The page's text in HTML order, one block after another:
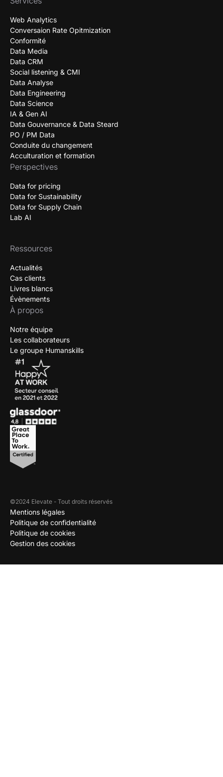
Web Analytics
Conversaion Rate Opitmization
Conformité
Data Media
Data CRM
Social listening & CMI
Data Analyse
Data Engineering
Data Science
IA & Gen AI
Data Gouvernance & Data Steard
PO / PM Data
Conduite du changement
Acculturation et formation
Perspectives
Data for pricing
Data for Sustainability
Data for Supply Chain
Lab AI
Ressources
Actualités
Cas clients
Livres blancs
Évènements
À propos
Notre équipe
Les collaborateurs
Le groupe Humanskills
©2024 Elevate - Tout droits réservés
Mentions légales
Politique de confidentialité
Politique de cookies
Gestion des cookies